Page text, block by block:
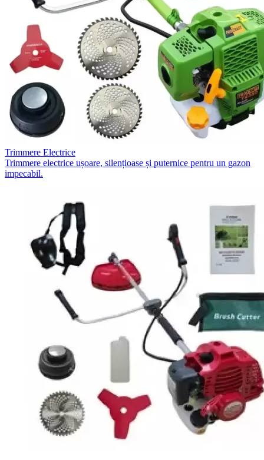
Trimmere Electrice
Trimmere electrice ușoare, silențioase și puternice pentru un gazon
impecabil.